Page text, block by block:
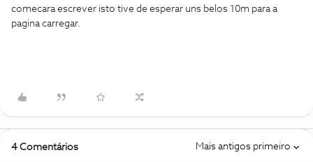
comecara escrever isto tive de esperar uns belos 10m para a
pagina carregar.
4 Comentários Mais antigos primeiro